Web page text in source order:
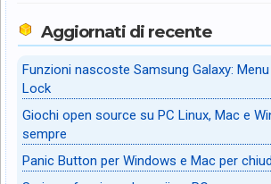
Aggiornati di recente
Funzioni nascoste Samsung Galaxy:
Lock
Giochi open source su PC Linux, Mac e
sempre
Panic Button per Windows e Mac per